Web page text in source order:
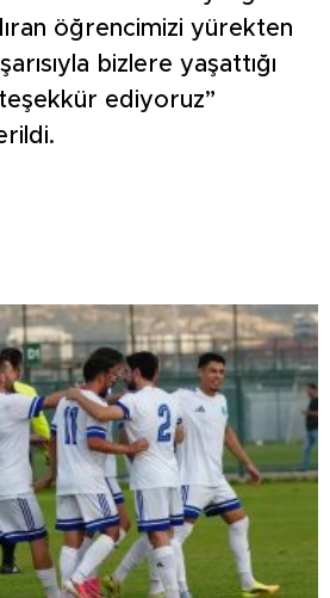
öğrencimizi yürekten
bizlere yaşattığı
ediyoruz”